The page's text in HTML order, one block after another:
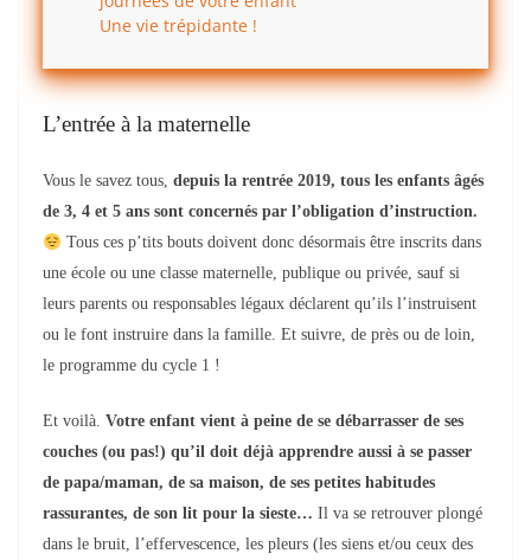
Une vie trépidante !
L’entrée à la maternelle
Vous le savez tous, depuis la rentrée 2019, tous les enfants âgés
de 3, 4 et 5 ans sont concernés par l’obligation d’instruction.
Tous ces p’tits boutsdoivent donc désormais être inscrits dans
une école ou une classe maternelle, publique ou privée, sauf si
leurs parents ou responsables légaux déclarent qu’ils l’instruisent
ou le font instruire dans la famille. Et suivre, de près ou de loin,
le programme du cycle 1 !
Et voilà. Votre enfant vient à peine de se débarrasser de ses
couches (ou pas!) qu’il doit déjà apprendre aussi à se passer
de papa/maman, de sa maison, de ses petites habitudes
rassurantes, de son lit pour la sieste… Il va se retrouver plongé
dans le bruit, l’effervescence, les pleurs (les siens et/ou ceux des